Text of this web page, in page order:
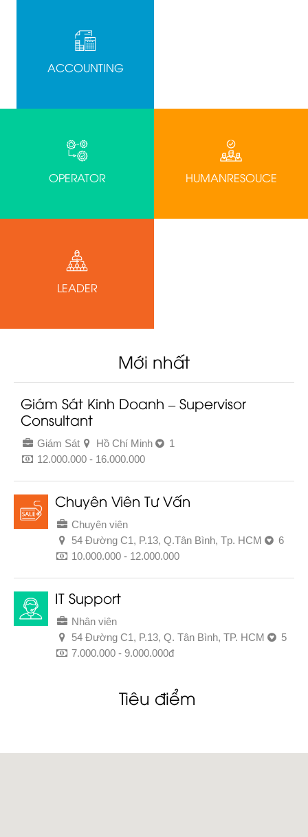
ACCOUNTING
OPERATOR HUMANRESOUCE
LEADER
Mới nhất
Giám Sát Kinh Doanh – Supervisor
Consultant
Giám Sát Hồ Chí Minh
1
12.000.000 - 16.000.000
Chuyên Viên Tư Vấn
Chuyên viên
54 Đường C1, P.13, Q.Tân Bình, Tp. HCM
6
10.000.000 - 12.000.000
IT Support
Nhân viên
54 Đường C1, P.13, Q. Tân Bình, TP. HCM
5
7.000.000 - 9.000.000đ
Tiêu điểm